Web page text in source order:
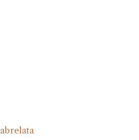
abrelata